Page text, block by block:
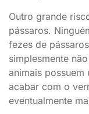
Outro grande
pássaros.
fezes de
simplesmente
animais
acabar com o
eventualmente